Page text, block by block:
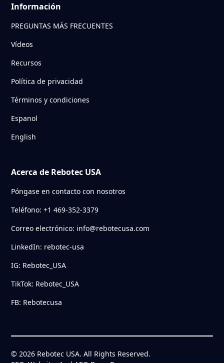
Información
PREGUNTAS MÁS FRECUENTES
Vídeos
Recursos
Política de privacidad
Términos y condiciones
Espanol
English
Acerca de Rebotec USA
Póngase en contacto con nosotros
Teléfono: +1 469-352-3379
Correo electrónico: info@rebotecusa.com
LinkedIn: rebotec-usa
IG: Rebotec_USA
TikTok: Rebotec_USA
FB: Rebotecusa
© 2026 Rebotec USA. All Rights Reserved.